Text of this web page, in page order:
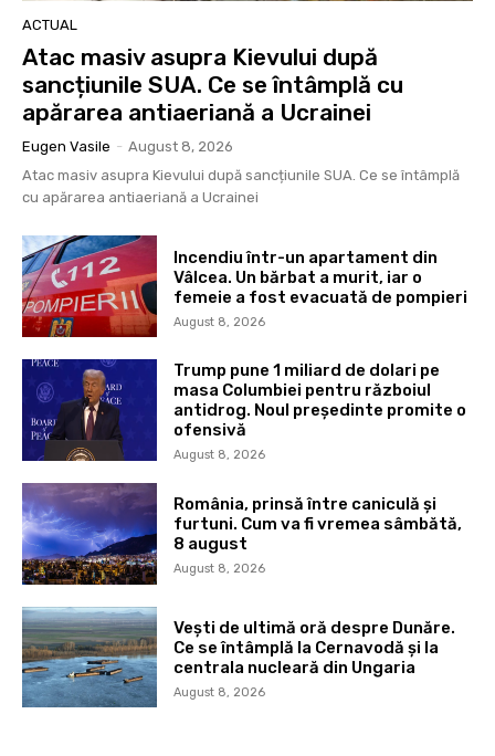
ACTUAL
Atac masiv asupra Kievului după
sancțiunile SUA. Ce se întâmplă cu
apărarea antiaeriană a Ucrainei
Eugen Vasile - August 8, 2026
Atac masiv asupra Kievului după sancțiunile SUA. Ce se întâmplă
cu apărarea antiaeriană a Ucrainei
Incendiu într-un apartament din
Vâlcea. Un bărbat a murit, iar o
femeie a fost evacuată de pompieri
August 8, 2026
Trump pune 1 miliard de dolari pe
masa Columbiei pentru războiul
antidrog. Noul președinte promite o
ofensivă
August 8, 2026
România, prinsă între caniculă și
furtuni. Cum va fi vremea sâmbătă,
8 august
August 8, 2026
Vești de ultimă oră despre Dunăre.
Ce se întâmplă la Cernavodă și la
centrala nucleară din Ungaria
August 8, 2026